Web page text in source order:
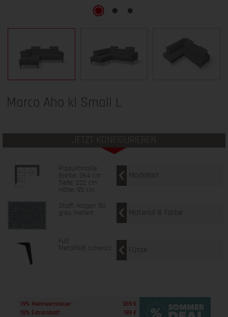
Marco Aho kl Small L
JETZT KONFIGURIEREN
Produktmaße
Breite: 264 cm
Tiefe: 222 cm
Höhe: 95 cm
Modellart
Stoff: Aragon 90
grau meliert Material & Farbe
Fuß
Metallfuß schwarz Füsse
19% Mehrwertsteuer
359 €
10% Extrarabatt
189 €